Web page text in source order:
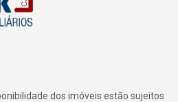
dos imóveis estão sujeitos